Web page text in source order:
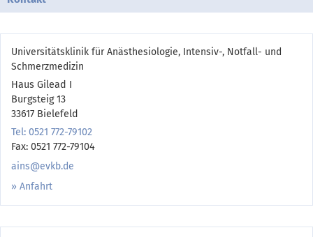
Kontakt
Universitätsklinik für Anästhesiologie, Intensiv-, Notfall- und
Schmerzmedizin
Haus Gilead I
Burgsteig 13
33617 Bielefeld
Tel: 0521 772-79102
Fax: 0521 772-79104
ains@evkb.de
Anfahrt